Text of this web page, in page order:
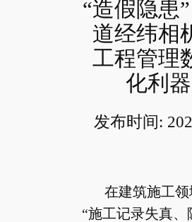
“造假隐患
道经纬相
工程管理
化利器
发布时间:
在建筑施工领
“施工记录失真、